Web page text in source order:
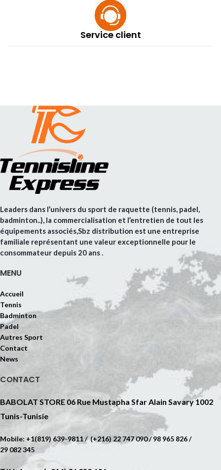
Service client
Leaders dans l’univers du sport de raquette (tennis, padel,
badminton..), la commercialisation et l’entretien de tout les
équipements associés,Sbz distribution est une entreprise
familiale représentant une valeur exceptionnelle pour le
consommateur depuis 20 ans .
MENU
Accueil
Tennis
Badminton
Padel
Autres Sport
Contact
News
CONTACT
BABOLAT STORE 06 Rue Mustapha Sfar Alain Savary 1002
Tunis-Tunisie
Mobile: +1(819) 639-9811 / (+216) 22 747 090 / 98 965 826 /
29 082 345